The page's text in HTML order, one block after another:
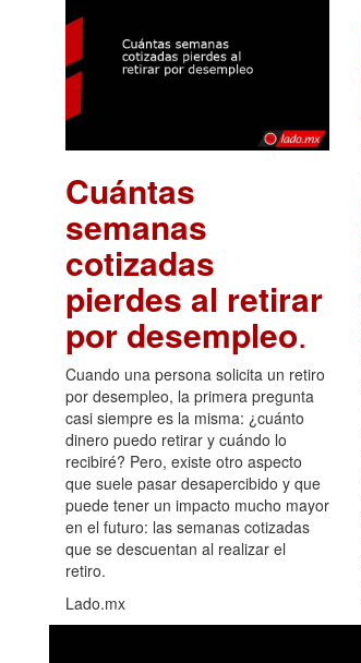
Cuántas
semanas
cotizadas
pierdes al retirar
por desempleo.
Cuando una persona solicita un retiro
por desempleo, la primera pregunta
casi siempre es la misma: ¿cuánto
dinero puedo retirar y cuándo lo
recibiré? Pero, existe otro aspecto
que suele pasar desapercibido y que
puede tener un impacto mucho mayor
en el futuro: las semanas cotizadas
que se descuentan al realizar el
retiro.
Lado.mx